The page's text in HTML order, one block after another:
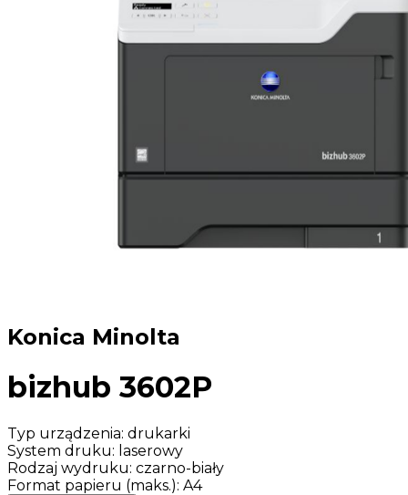
Konica Minolta
bizhub 3602P
Typ urządzenia: drukarki
System druku: laserowy
Rodzaj wydruku: czarno-biały
Format papieru (maks.): A4